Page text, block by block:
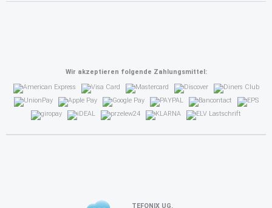
Wir akzeptieren folgende Zahlungsmittel:
TEFONIX UG.